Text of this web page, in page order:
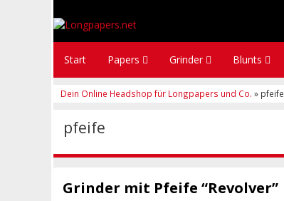
Start Papers Grinder Blunts
Dein Online Headshop für Longpapers und Co. » pfeife
pfeife
Grinder mit Pfeife “Revolver”